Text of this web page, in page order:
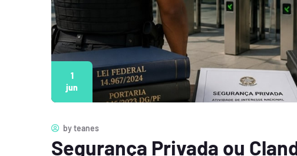
1
jun
byteanes
Segurança Privada ou